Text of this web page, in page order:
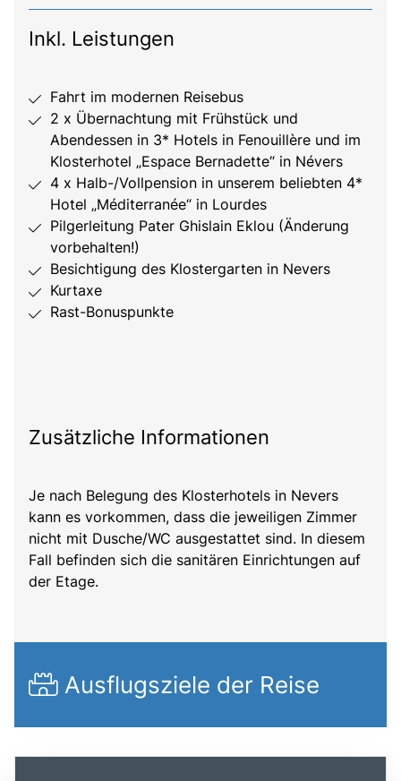
Inkl. Leistungen
Fahrt im modernen Reisebus
2 x Übernachtung mit Frühstück und
Abendessen in 3* Hotels in Fenouillère und im
Klosterhotel „Espace Bernadette“ in Névers
4 x Halb-/Vollpension in unserem beliebten 4*
Hotel „Méditerranée“ in Lourdes
Pilgerleitung Pater Ghislain Eklou (Änderung
vorbehalten!)
Besichtigung des Klostergarten in Nevers
Kurtaxe
Rast-Bonuspunkte
Zusätzliche Informationen
Je nach Belegung des Klosterhotels in Nevers
kann es vorkommen, dass die jeweiligen Zimmer
nicht mit Dusche/WC ausgestattet sind. In diesem
Fall befinden sich die sanitären Einrichtungen auf
der Etage.
Ausflugsziele der Reise